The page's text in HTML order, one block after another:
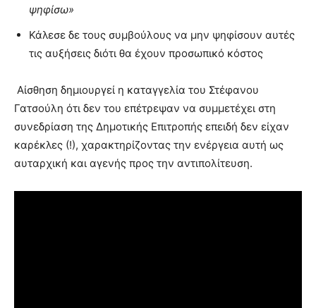
ψηφίσω»
Κάλεσε δε τους συμβούλους να μην ψηφίσουν αυτές
τις αυξήσεις διότι θα έχουν προσωπικό κόστος
Αίσθηση δημιουργεί η καταγγελία του Στέφανου
Γατσούλη ότι δεν του επέτρεψαν να συμμετέχει στη
συνεδρίαση της Δημοτικής Επιτροπής επειδή δεν είχαν
καρέκλες (!), χαρακτηρίζοντας την ενέργεια αυτή ως
αυταρχική και αγενής προς την αντιπολίτευση.